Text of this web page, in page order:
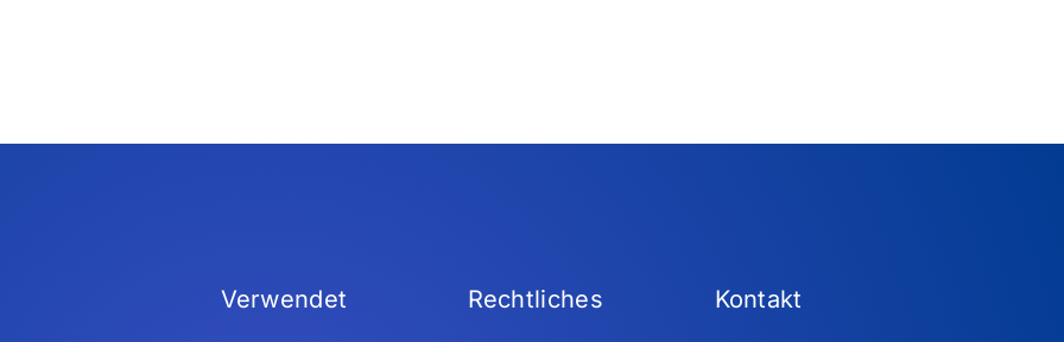
Verwendet Rechtliches Kontakt